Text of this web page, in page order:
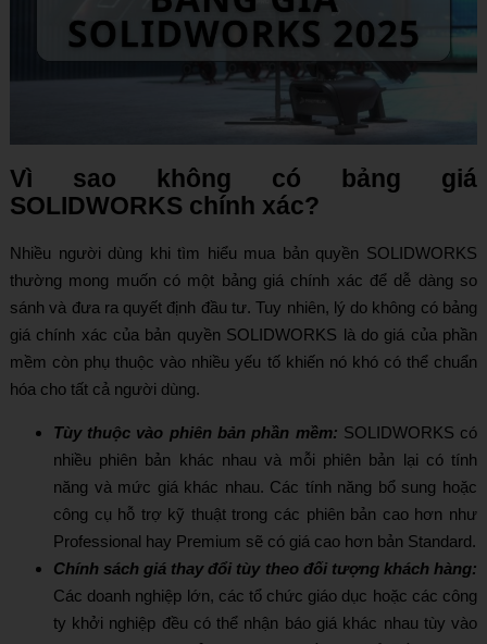
Vì sao không có bảng giá
SOLIDWORKS chính xác?
Nhiều người dùng khi tìm hiểu mua bản quyền SOLIDWORKS
thường mong muốn có một bảng giá chính xác để dễ dàng so
sánh và đưa ra quyết định đầu tư. Tuy nhiên, lý do không có bảng
giá chính xác của bản quyền SOLIDWORKS là do giá của phần
mềm còn phụ thuộc vào nhiều yếu tố khiến nó khó có thể chuẩn
hóa cho tất cả người dùng.
Tùy thuộc vào phiên bản phần mềm: SOLIDWORKS có
nhiều phiên bản khác nhau và mỗi phiên bản lại có tính
năng và mức giá khác nhau. Các tính năng bổ sung hoặc
công cụ hỗ trợ kỹ thuật trong các phiên bản cao hơn như
Professional hay Premium sẽ có giá cao hơn bản Standard.
Chính sách giá thay đổi tùy theo đối tượng khách hàng:
Các doanh nghiệp lớn, các tổ chức giáo dục hoặc các công
ty khởi nghiệp đều có thể nhận báo giá khác nhau tùy vào